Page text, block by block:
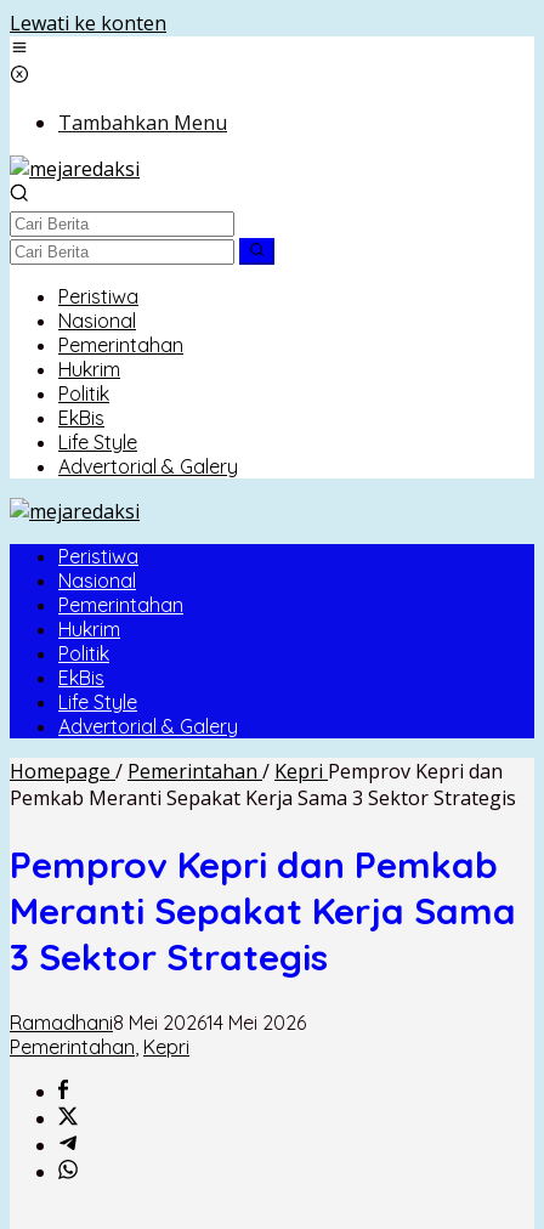
Lewati ke konten
Tambahkan Menu
Peristiwa
Nasional
Pemerintahan
Hukrim
Politik
EkBis
Life Style
Advertorial & Galery
Peristiwa
Nasional
Pemerintahan
Hukrim
Politik
EkBis
Life Style
Advertorial & Galery
Homepage / Pemerintahan / Kepri Pemprov Kepri dan
Pemkab Meranti Sepakat Kerja Sama 3 Sektor Strategis
Pemprov Kepri dan Pemkab
Meranti Sepakat Kerja Sama
3 Sektor Strategis
Ramadhani8 Mei 202614 Mei 2026
Pemerintahan Kepri